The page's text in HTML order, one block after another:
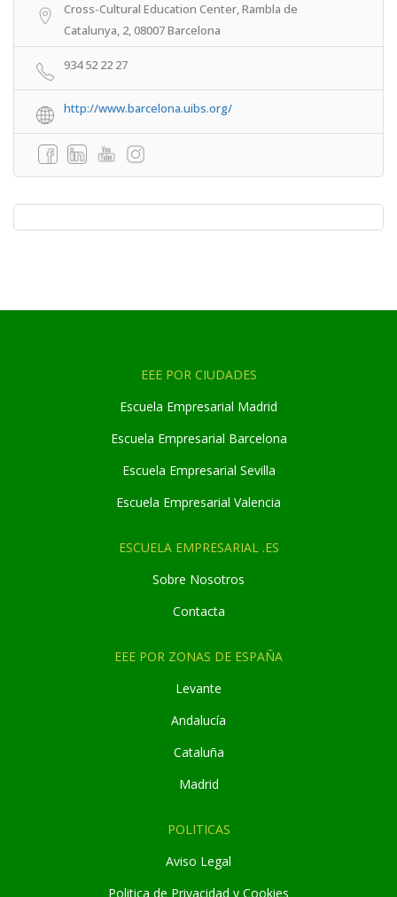
Cross-Cultural Education Center, Rambla de
Catalunya, 2, 08007 Barcelona
934 52 22 27
http://www.barcelona.uibs.org/
EEE POR CIUDADES
Escuela Empresarial Madrid
Escuela Empresarial Barcelona
Escuela Empresarial Sevilla
Escuela Empresarial Valencia
ESCUELA EMPRESARIAL .ES
Sobre Nosotros
Contacta
EEE POR ZONAS DE ESPAÑA
Levante
Andalucía
Cataluña
Madrid
POLITICAS
Aviso Legal
Politica de Privacidad y Cookies